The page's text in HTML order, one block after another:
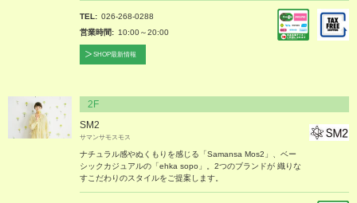
TEL
026-268-0288
営業時間
10:00～20:00
SHOP最新情報
2F
SM2
サマンサモスモス
ナチュラル感やぬくもりを感じる「Samansa Mos2」、ベー
シックカジュアルの「ehka sopo」。2つのブランドが 織りな
すこだわりのスタイルをご提案します。